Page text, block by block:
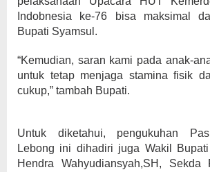
Indobnesia ke-76 bisa maksimal
Bupati Syamsul.
“Kemudian, saran kami pada anak-
untuk tetap menjaga stamina fisik
cukup,” tambah Bupati.
Untuk diketahui, pengukuhan
Lebong ini dihadiri juga Wakil
Hendra Wahyudiansyah,SH, Sekda